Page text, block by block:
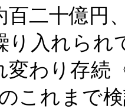
百二十億円
り入れられ
変わり存続
これまで